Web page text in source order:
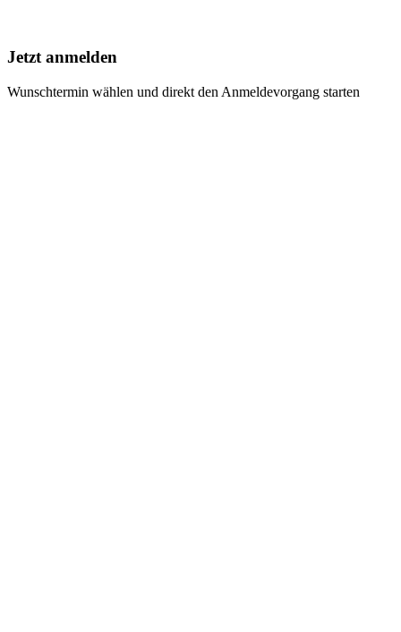
Jetzt anmelden
Wunschtermin wählen und direkt den Anmeldevorgang starten